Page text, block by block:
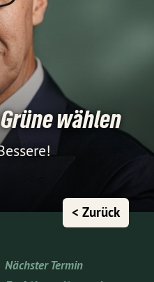
wählen
< Zurück
Nächster Termin